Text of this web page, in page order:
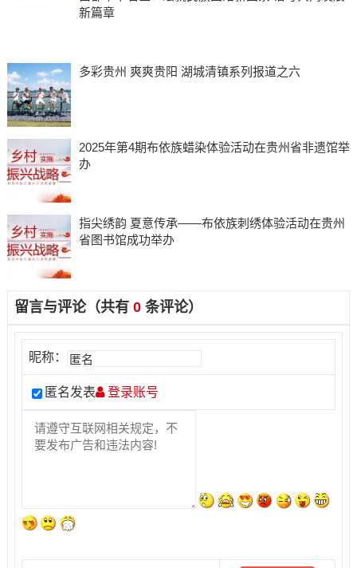
新篇章
多彩贵州 爽爽贵阳 湖城清镇系列报道之六
2025年第4期布依族蜡染体验活动在贵州省非遗馆举
办
指尖绣韵 夏意传承——布依族刺绣体验活动在贵州
省图书馆成功举办
留言与评论（共有 0条评论）
昵称：
匿名发表 登录账号